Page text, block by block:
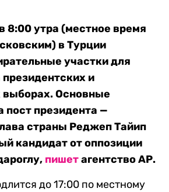
8:00 утра (местное время
в Турции
участки для
президентских и
выборах. Основные
пост президента —
страны Реджеп Тайип
кандидат от оппозиции
пишетагентство АР.
до 17:00 по местному